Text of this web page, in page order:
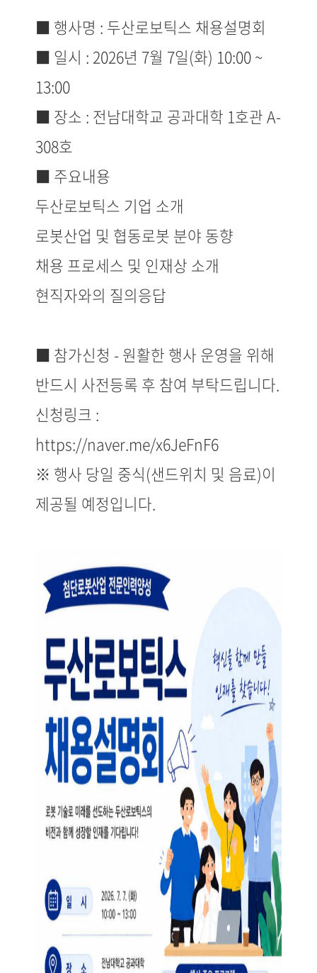
■ 행사명 : 두산로보틱스 채용설명회
■ 일시 : 2026년 7월 7일(화) 10:00 ~
13:00
■ 장소 : 전남대학교 공과대학 1호관 A-
308호
■ 주요내용
두산로보틱스 기업 소개
로봇산업 및 협동로봇 분야 동향
채용 프로세스 및 인재상 소개
현직자와의 질의응답
■ 참가신청 - 원활한 행사 운영을 위해
반드시 사전등록 후 참여 부탁드립니다.
신청링크 :
https://naver.me/x6JeFnF6
※ 행사 당일 중식(샌드위치 및 음료)이
제공될 예정입니다.